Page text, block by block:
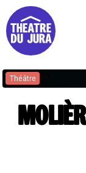
Presse
Dépôts de
Théâtre